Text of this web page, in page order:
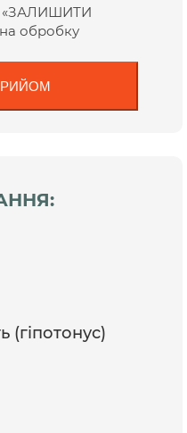
«ЗАЛИШИТИ
обробку
(гіпотонус)